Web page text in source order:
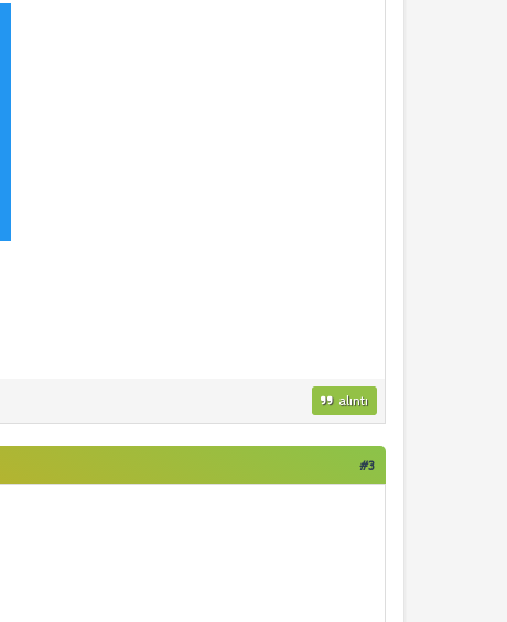
alıntı
#3